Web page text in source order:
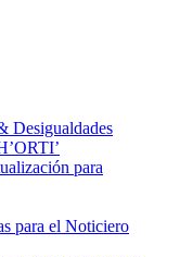
Desigualdades
para
para el Noticiero